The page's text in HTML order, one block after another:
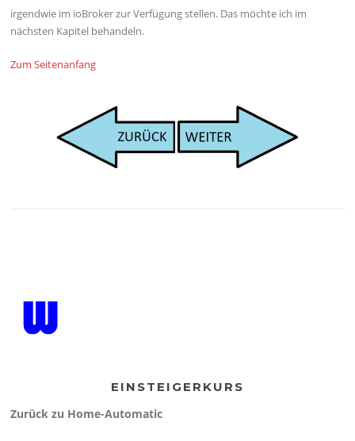
irgendwie im ioBroker zur Verfügung stellen. Das möchte ich im
nächsten Kapitel behandeln.
Zum Seitenanfang
EINSTEIGERKURS
Zurück zu Home-Automatic